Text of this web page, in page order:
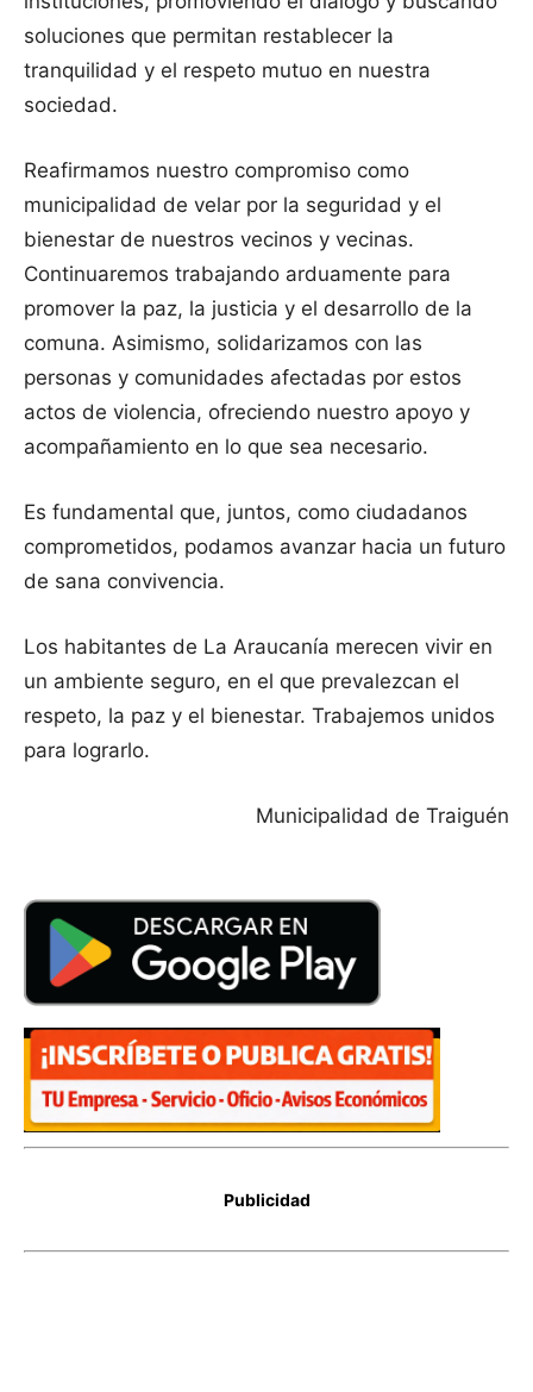
soluciones que permitan restablecer la
tranquilidad y el respeto mutuo en nuestra
sociedad.
Reafirmamos nuestro compromiso como
municipalidad de velar por la seguridad y el
bienestar de nuestros vecinos y vecinas.
Continuaremos trabajando arduamente para
promover la paz, la justicia y el desarrollo de la
comuna. Asimismo, solidarizamos con las
personas y comunidades afectadas por estos
actos de violencia, ofreciendo nuestro apoyo y
acompañamiento en lo que sea necesario.
Es fundamental que, juntos, como ciudadanos
comprometidos, podamos avanzar hacia un futuro
de sana convivencia.
Los habitantes de La Araucanía merecen vivir en
un ambiente seguro, en el que prevalezcan el
respeto, la paz y el bienestar. Trabajemos unidos
para lograrlo.
Municipalidad de Traiguén
Publicidad